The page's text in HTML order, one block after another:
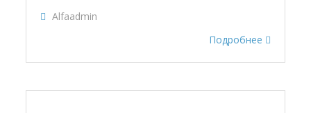
Alfaadmin
Подробнее